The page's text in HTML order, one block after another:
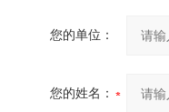
您的单位：
您的姓名：